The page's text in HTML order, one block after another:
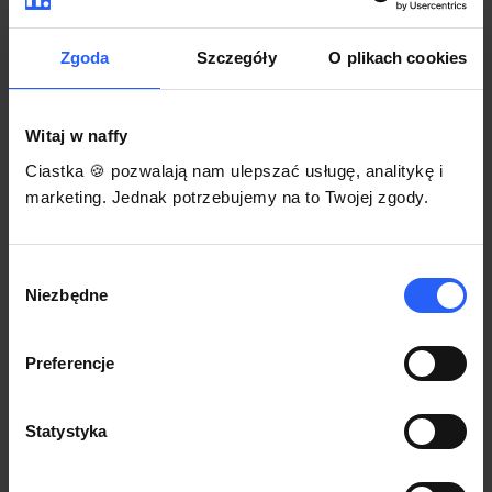
Zgoda Szczegóły O plikach cookies
Witaj w naffy
Ciastka 🍪 pozwalają nam ulepszać usługę, analitykę i
marketing. Jednak potrzebujemy na to Twojej zgody.
zgody
Niezbędne
Preferencje
Statystyka
Korzystaj na dowolnym urządzeniu z
przeglądarką Chrome
Włącz czasową promocję
3
Każdy produkt w naffy ma swój indywidualny link.
gdzie się nim podzielisz z odbiorcami.